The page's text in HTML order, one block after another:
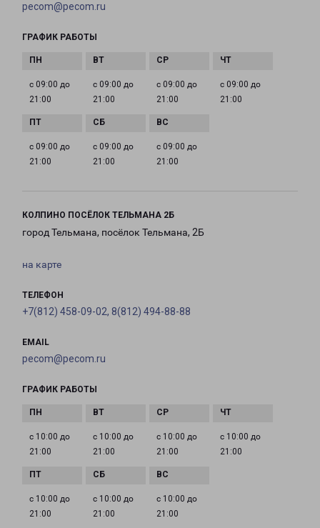
pecom@pecom.ru
ГРАФИК РАБОТЫ
с 09:00 до
21:00
с 09:00 до
21:00
с 09:00 до
21:00
с 09:00 до
21:00
с 09:00 до
21:00
с 09:00 до
21:00
с 09:00 до
21:00
КОЛПИНО ПОСЁЛОК ТЕЛЬМАНА 2Б
город Тельмана, посёлок Тельмана, 2Б
на карте
ТЕЛЕФОН
+7(812) 458-09-02, 8(812) 494-88-88
EMAIL
pecom@pecom.ru
ГРАФИК РАБОТЫ
с 10:00 до
21:00
с 10:00 до
21:00
с 10:00 до
21:00
с 10:00 до
21:00
с 10:00 до
21:00
с 10:00 до
21:00
с 10:00 до
21:00